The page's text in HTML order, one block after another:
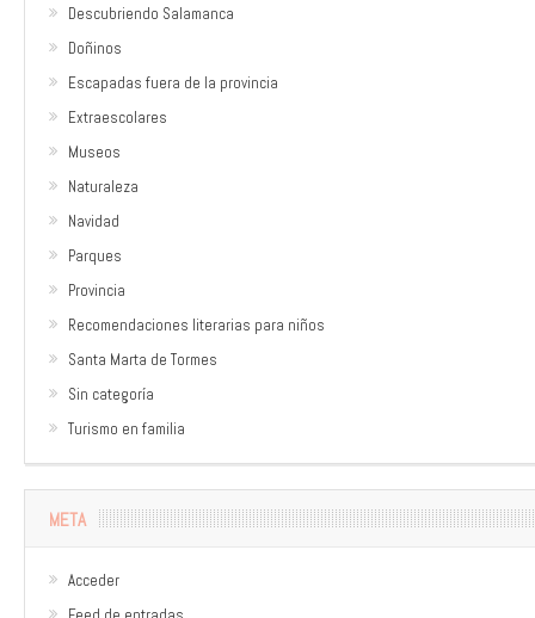
Descubriendo Salamanca
Doñinos
Escapadas fuera de la provincia
Extraescolares
Museos
Naturaleza
Navidad
Parques
Provincia
Recomendaciones literarias para niños
Santa Marta de Tormes
Sin categoría
Turismo en familia
META
Acceder